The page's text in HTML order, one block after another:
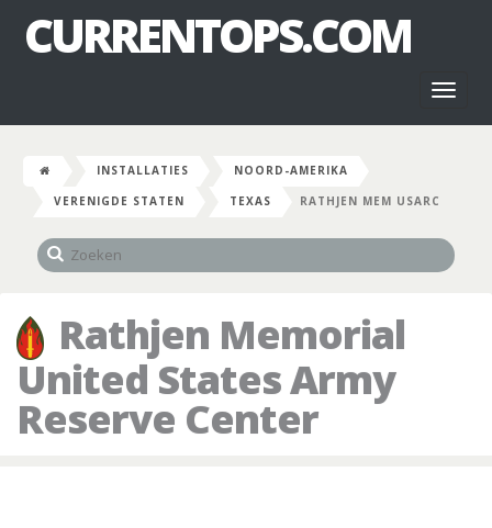
CURRENTOPS.COM
INSTALLATIES
NOORD-AMERIKA
VERENIGDE STATEN
TEXAS RATHJEN MEM USARC
Rathjen Memorial
United States Army
Reserve Center